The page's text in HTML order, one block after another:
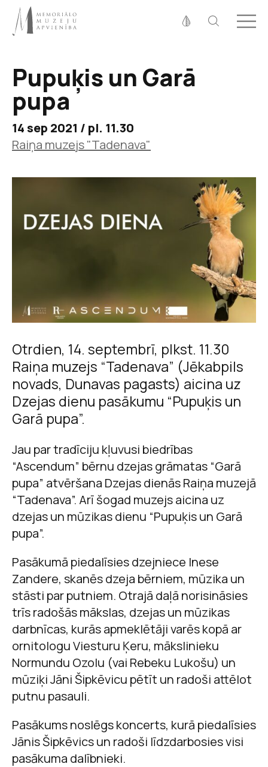
125%
150%
Kontrasts
Pupuķis un Garā
pupa
14 sep 2021 / pl. 11.30
Raiņa muzejs "Tadenava"
Otrdien, 14. septembrī, plkst. 11.30
Raiņa muzejs “Tadenava” (Jēkabpils
novads, Dunavas pagasts) aicina uz
Dzejas dienu pasākumu “Pupuķis un
Garā pupa”.
Jau par tradīciju kļuvusi biedrības
“Ascendum” bērnu dzejas grāmatas “Garā
pupa” atvēršana Dzejas dienās Raiņa muzejā
“Tadenava”. Arī šogad muzejs aicina uz
dzejas un mūzikas dienu “Pupuķis un Garā
pupa”.
Pasākumā piedalīsies dzejniece Inese
Zandere, skanēs dzeja bērniem, mūzika un
stāsti par putniem. Otrajā daļā norisināsies
trīs radošās mākslas, dzejas un mūzikas
darbnīcas, kurās apmeklētāji varēs kopā ar
ornitologu Viesturu Ķeru, mākslinieku
Normundu Ozolu (vai Rebeku Lukošu) un
mūziķi Jāni Šipkēvicu pētīt un radoši attēlot
putnu pasauli.
Pasākums noslēgs koncerts, kurā piedalīsies
Jānis Šipkēvics un radoši līdzdarbosies visi
pasākuma dalībnieki.